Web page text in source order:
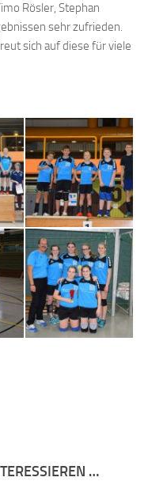
Rösler, Stephan
sehr zufrieden.
sich auf diese für viele
…